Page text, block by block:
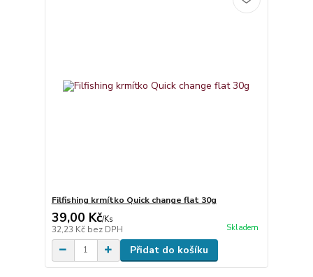
Filfishing krmítko Quick change flat 30g
39,00 Kč/Ks
32,23 Kč bez DPH Skladem
Přidat do košíku